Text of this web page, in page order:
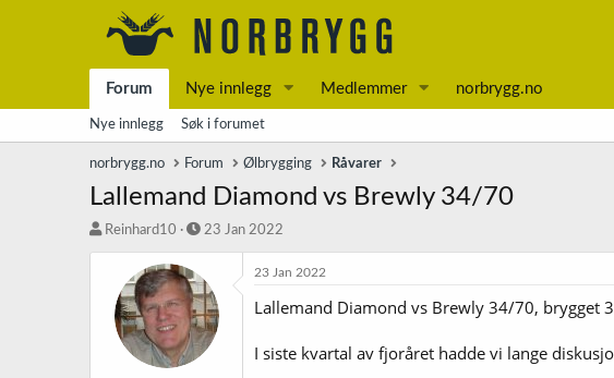
Forum Nye innlegg Medlemmer norbrygg.no
Nye innlegg Søk i forumet
norbrygg.no Forum Ølbrygging Råvarer
Lallemand Diamond vs Brewly 34/70
T
Reinhard10
S
r
t
d
a
23 Jan 2022
23 Jan 2022
Lallemand Diamond vs Brewly 34/70, brygget
I siste kvartal av fjoråret hadde vi lange